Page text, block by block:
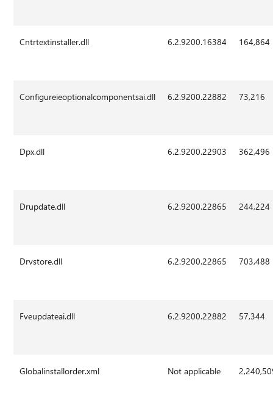
Cntrtextinstaller.dll 6.2.9200.16384 164,864
Configureieoptionalcomponentsai.dll 6.2.9200.22882 73,216
Dpx.dll 6.2.9200.22903 362,496
Drupdate.dll 6.2.9200.22865 244,224
Drvstore.dll 6.2.9200.22865 703,488
Fveupdateai.dll 6.2.9200.22882 57,344
Globalinstallorder.xml Not applicable